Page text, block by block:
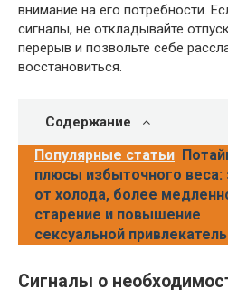
внимание на его потребности.
сигналы, не откладывайте
перерыв и позвольте себе
восстановиться.
Содержание
Популярные статьи
плюсы избыточного веса:
от холода, более
старение и повышение
сексуальной
Сигналы о